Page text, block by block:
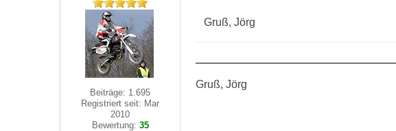
Beiträge: 1.695
Registriert seit: Mar
2010
Bewertung: 35
Gruß, Jörg
Gruß, Jörg